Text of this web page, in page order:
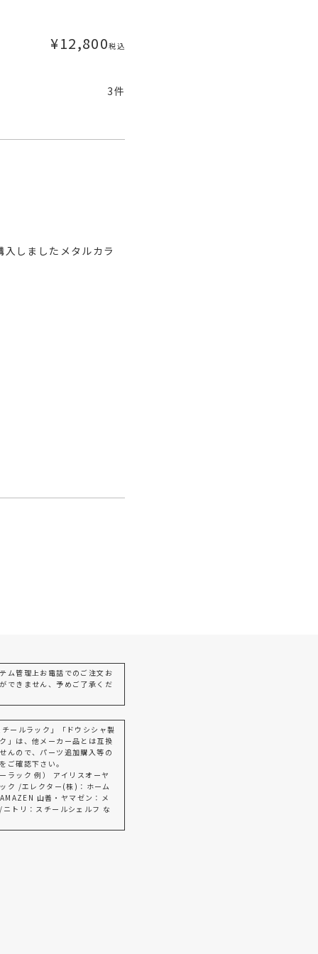
¥12,800税込
3
しましたメタルカラ
ム管理上お電話でのご注文お
できません、予めご了承くだ
チールラック」「ドウシシャ製
」は、他メーカー品とは互換
んので、パーツ追加購入等の
ご確認下さい。
ラック 例） アイリスオーヤ
ク /エレクター(株)：ホーム
山善・ヤマゼン：メ
トリ：スチールシェルフ な